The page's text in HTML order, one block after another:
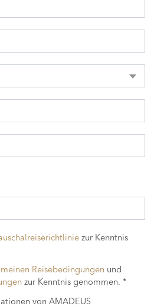
zur Kenntnis
Reisebedingungen und
zur Kenntnis genommen. *
von AMADEUS